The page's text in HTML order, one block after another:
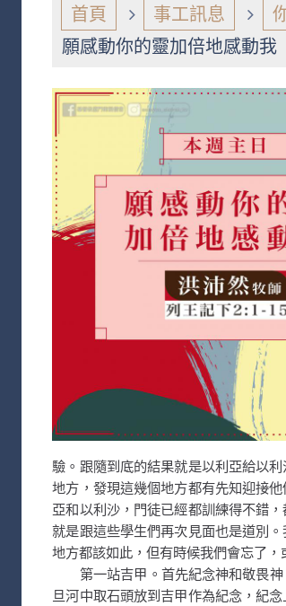
首頁 事工訊息
願感動你的靈加倍地感動我
驗。跟隨到底的結果就是以利亞給以
地方，發現這幾個地方都有先知迎接
亞和以利沙，門徒已經都訓練得不錯
就是跟這些學生們再次見面也是道別
地方都該如此，但有時候我們會忘了
第一站吉甲。首先紀念神和敬畏
旦河中取石頭放到吉甲作為紀念，紀